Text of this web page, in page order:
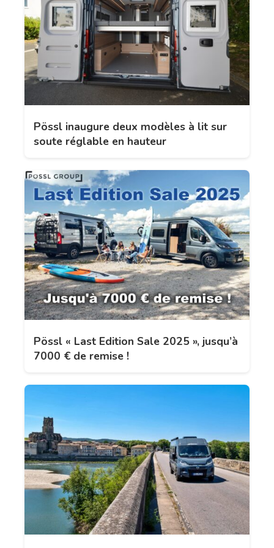
Pössl inaugure deux modèles à lit sur
soute réglable en hauteur
Pössl « Last Edition Sale 2025 », jusqu’à
7000 € de remise !